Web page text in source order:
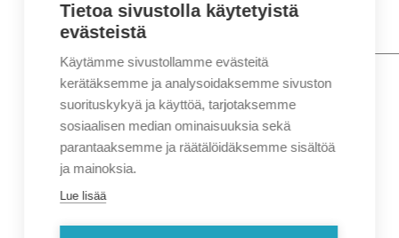
Nimi*
Etunimi
Sukunimi
Sähköposti*
Puhelin*
Osoitetiedot
Tietoa sivustolla käytetyistä
evästeistä
Käytämme sivustollamme evästeitä
kerätäksemme ja analysoidaksemme sivuston
suorituskykyä ja käyttöä, tarjotaksemme
sosiaalisen median ominaisuuksia sekä
parantaaksemme ja räätälöidäksemme sisältöä
ja mainoksia.
Lue lisää